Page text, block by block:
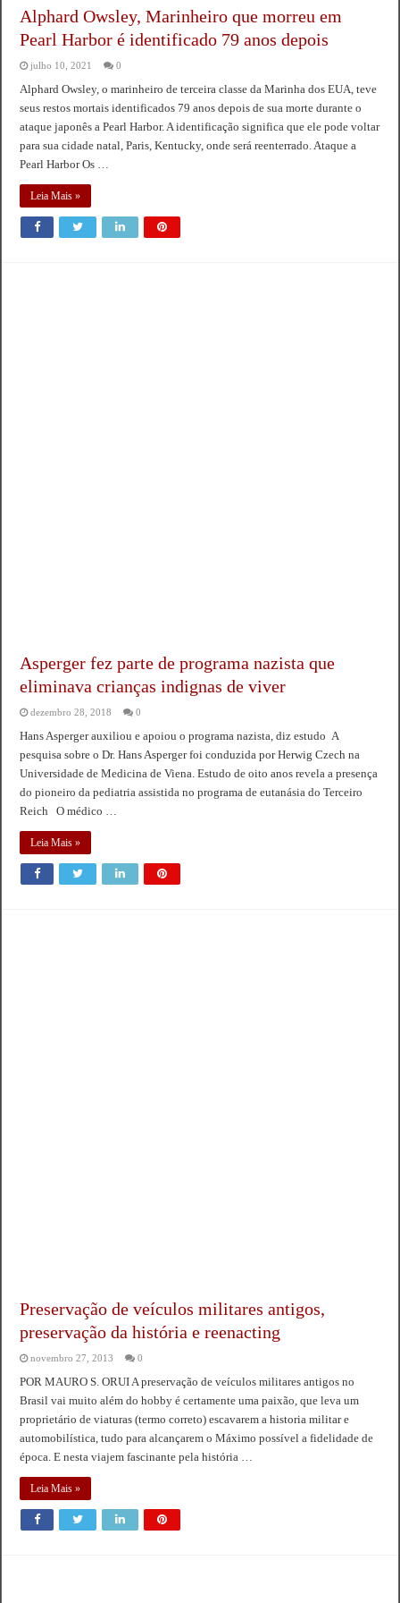
Alphard Owsley, Marinheiro que morreu em
Pearl Harbor é identificado 79 anos depois
julho 10, 2021 0
Alphard Owsley, o marinheiro de terceira classe da Marinha dos EUA, teve
seus restos mortais identificados 79 anos depois de sua morte durante o
ataque japonês a Pearl Harbor. A identificação significa que ele pode voltar
para sua cidade natal, Paris, Kentucky, onde será reenterrado. Ataque a
Pearl Harbor Os …
Leia Mais »
Asperger fez parte de programa nazista que
eliminava crianças indignas de viver
dezembro 28, 2018 0
Hans Asperger auxiliou e apoiou o programa nazista, diz estudo A
pesquisa sobre o Dr. Hans Asperger foi conduzida por Herwig Czech na
Universidade de Medicina de Viena. Estudo de oito anos revela a presença
do pioneiro da pediatria assistida no programa de eutanásia do Terceiro
Reich O médico …
Leia Mais »
Preservação de veículos militares antigos,
preservação da história e reenacting
novembro 27, 2013 0
POR MAURO S. ORUI A preservação de veículos militares antigos no
Brasil vai muito além do hobby é certamente uma paixão, que leva um
proprietário de viaturas (termo correto) escavarem a historia militar e
automobilística, tudo para alcançarem o Máximo possível a fidelidade de
época. E nesta viajem fascinante pela história …
Leia Mais »